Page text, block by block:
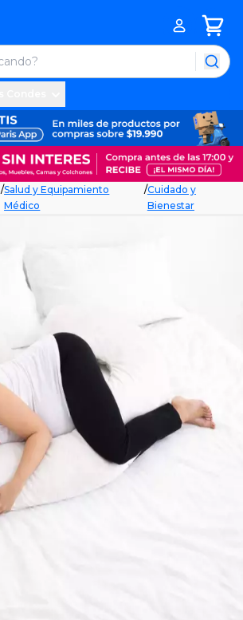
/Salud y Equipamiento
Médico
/Cuidado y
Bienestar